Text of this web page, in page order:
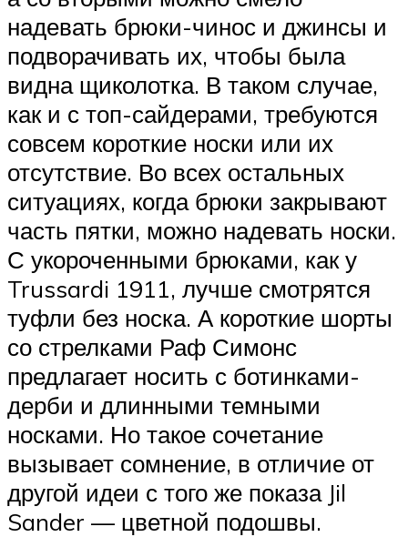
надевать брюки-чинос и джинсы и
подворачивать их, чтобы была
видна щиколотка. В таком случае,
как и с топ-сайдерами, требуются
совсем короткие носки или их
отсутствие. Во всех остальных
ситуациях, когда брюки закрывают
часть пятки, можно надевать носки.
С укороченными брюками, как у
Trussardi 1911, лучше смотрятся
туфли без носка. А короткие шорты
со стрелками Раф Симонс
предлагает носить с ботинками-
дерби и длинными темными
носками. Но такое сочетание
вызывает сомнение, в отличие от
другой идеи с того же показа Jil
Sander — цветной подошвы.